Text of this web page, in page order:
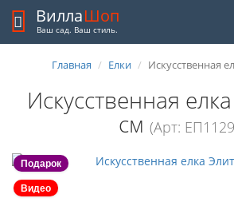
ВиллаШоп
Ваш сад. Ваш стиль.
Главная Елки Искусственная
Искусственная
см (Арт:
Подарок
Видео